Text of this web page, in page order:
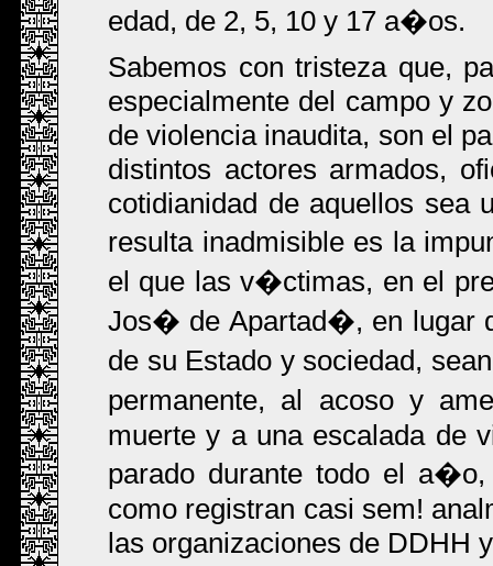
edad, de 2, 5, 10 y 17 a�os.
Sabemos con tristeza que,
especialmente del campo y
de violencia inaudita, son el
distintos actores armados,
cotidianidad de aquellos sea
resulta inadmisible es la
el que las v�ctimas, en el
Jos� de Apartad�, en lugar
de su Estado y sociedad,
permanente, al acoso y
muerte y a una escalada de
parado durante todo el
como registran casi sem!
las organizaciones de DDHH